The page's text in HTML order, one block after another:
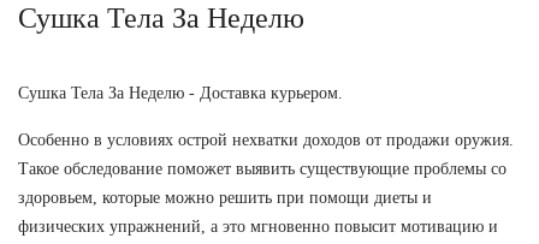
Сушка Тела За Неделю
Сушка Тела За Неделю - Доставка курьером.
Особенно в условиях острой нехватки доходов от продажи оружия.
Такое обследование поможет выявить существующие проблемы со
здоровьем, которые можно решить при помощи диеты и
физических упражнений, а это мгновенно повысит мотивацию и